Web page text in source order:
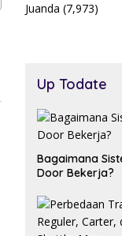
Juanda (7,973)
Up Todate
Bagaimana
Door Bekerja?